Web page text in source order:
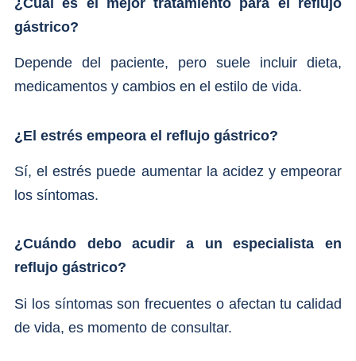
gástrico?
Depende del paciente, pero suele incluir dieta,
medicamentos y cambios en el estilo de vida.
¿El estrés empeora el reflujo gástrico?
Sí, el estrés puede aumentar la acidez y empeorar
los síntomas.
¿Cuándo debo acudir a un especialista en
reflujo gástrico?
Si los síntomas son frecuentes o afectan tu calidad
de vida, es momento de consultar.